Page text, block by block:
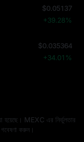
$0.05137
+39.28%
$0.035364
+34.01%
হয়েছে। MEXC এর নির্ভুলতার
করুন।